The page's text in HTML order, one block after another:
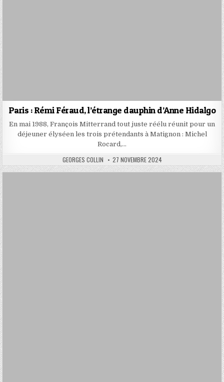
Paris : Rémi Féraud, l’étrange dauphin d’Anne Hidalgo
En mai 1988, François Mitterrand tout juste réélu réunit pour un
déjeuner élyséen les trois prétendants à Matignon : Michel
Rocard,…
AUTHOR:
GEORGES COLLIN PUBLISHED
DATE:
27 NOVEMBRE 2024